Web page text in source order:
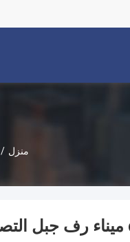
منزل /